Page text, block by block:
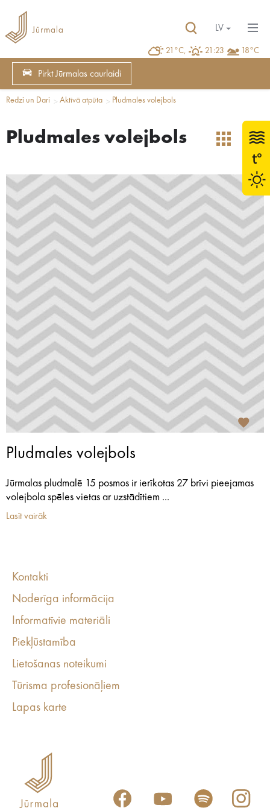
21°C, 21:23 18°C
LV
Pirkt Jūrmalas caurlaidi
Redzi un Dari Aktīvā atpūta Pludmales volejbols
Pludmales volejbols
Pludmales volejbols
Jūrmalas pludmalē 15 posmos ir ierīkotas 27 brīvi pieejamas
volejbola spēles vietas ar uzstādītiem ...
Lasīt vairāk
Kontakti
Noderīga informācija
Informatīvie materiāli
Piekļūstamība
Lietošanas noteikumi
Tūrisma profesionāļiem
Lapas karte